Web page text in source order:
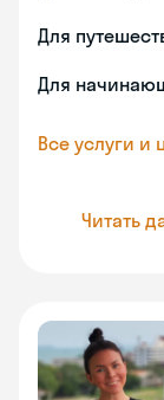
Для
Для
Все услуги и
Читать